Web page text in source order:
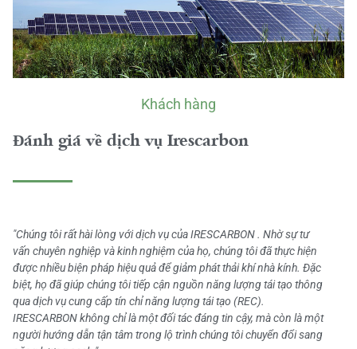
Khách hàng
Đánh giá về dịch vụ Irescarbon
"Chúng tôi rất hài lòng với dịch vụ của IRESCARBON . Nhờ sự tư
vấn chuyên nghiệp và kinh nghiệm của họ, chúng tôi đã thực hiện
được nhiều biện pháp hiệu quả để giảm phát thải khí nhà kính. Đặc
biệt, họ đã giúp chúng tôi tiếp cận nguồn năng lượng tái tạo thông
qua dịch vụ cung cấp tín chỉ năng lượng tái tạo (REC).
IRESCARBON không chỉ là một đối tác đáng tin cậy, mà còn là một
người hướng dẫn tận tâm trong lộ trình chúng tôi chuyển đổi sang